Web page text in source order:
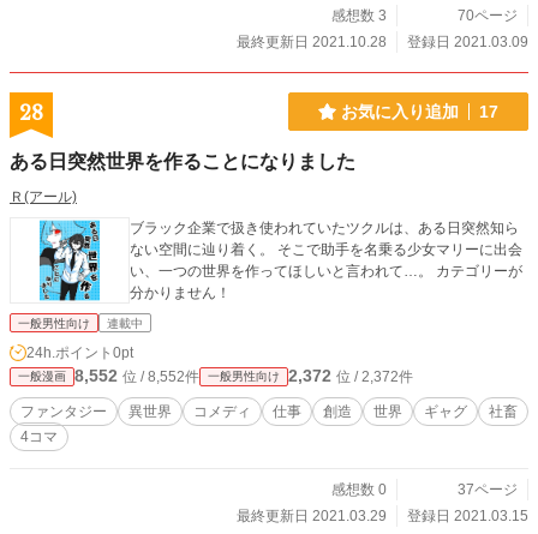
感想数 3
70ページ
最終更新日 2021.10.28
登録日 2021.03.09
28 お気に入り追加 17
ある日突然世界を作ることになりました
Ｒ(アール)
ブラック企業で扱き使われていたツクルは、ある日突然知ら
ない空間に辿り着く。 そこで助手を名乗る少女マリーに出会
い、一つの世界を作ってほしいと言われて…。 カテゴリーが
分かりません！
一般男性向け 連載中
24h.ポイント 0pt
一般漫画 8,552 位 / 8,552件 一般男性向け 2,372 位 / 2,372件
ファンタジー 異世界 コメディ 仕事 創造 世界 ギャグ
社畜
4コマ
感想数 0
37ページ
最終更新日 2021.03.29
登録日 2021.03.15